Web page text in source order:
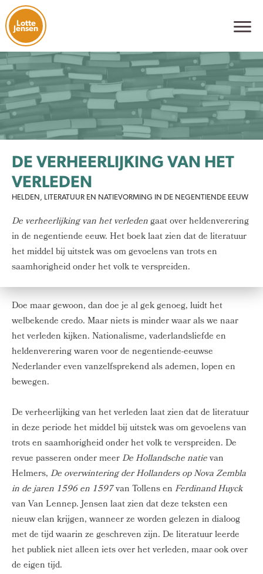
Lotte
Jensen
DE VERHEERLIJKING VAN HET
VERLEDEN
HELDEN, LITERATUUR EN NATIEVORMING IN DE NEGENTIENDE EEUW
De verheerlijking van het verledengaat over heldenverering
in de negentiende eeuw. Het boek laat zien dat de literatuur
het middel bij uitstek was om gevoelens van trots en
saamhorigheid onder het volk te verspreiden.
Doe maar gewoon, dan doe je al gek genoeg, luidt het
welbekende credo. Maar niets is minder waar als we naar
het verleden kijken. Nationalisme, vaderlandsliefde en
heldenverering waren voor de negentiende-eeuwse
Nederlander even vanzelfsprekend als ademen, lopen en
bewegen.
De verheerlijking van het verleden laat zien dat de literatuur
in deze periode het middel bij uitstek was om gevoelens van
trots en saamhorigheid onder het volk te verspreiden. De
revue passeren onder meerDe Hollandsche natievan
Helmers,De overwintering der Hollanders op Nova Zembla
in de jaren 1596 en 1597van Tollens enFerdinand Huyck
van Van Lennep. Jensen laat zien dat deze teksten een
nieuw elan krijgen, wanneer ze worden gelezen in dialoog
met de tijd waarin ze geschreven zijn. De literatuur leerde
het publiek niet alleen iets over het verleden, maar ook over
de eigen tijd.